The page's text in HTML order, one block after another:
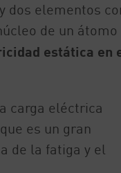
dos elementos
de un átomo
estática en
carga eléctrica
es un gran
de la fatiga y el